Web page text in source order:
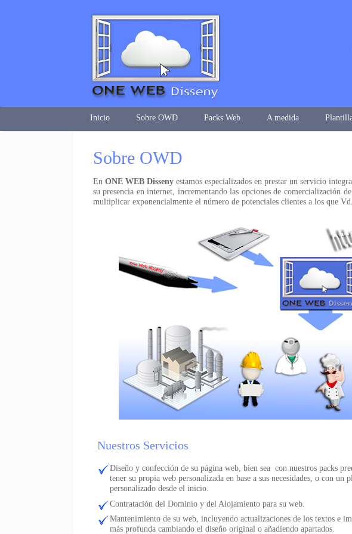
Inicio Sobre OWD Packs Web A medida
Sobre OWD
En ONE WEB Dissenyestamos especializados en prestar un servicio
su presencia en internet, incrementando las opciones de comercialización
multiplicar exponencialmente el número de potenciales clientes a los que
Nuestros Servicios
Diseño y confección de su página web, bien sea con nuestros packs
tener su propia web personalizada en base a sus necesidades, o con
personalizado desde el inicio.
Contratación del Dominio y del Alojamiento para su web.
Mantenimiento de su web, incluyendo actualizaciones de los textos e
más profunda cambiando el diseño original o añadiendo apartados.